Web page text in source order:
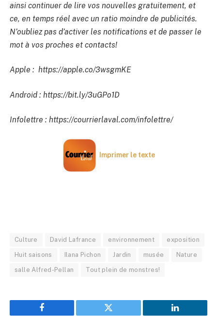
ainsi continuer de lire vos nouvelles gratuitement, et
ce, en temps réel avec un ratio moindre de publicités.
N’oubliez pas d’activer les notifications et de passer le
mot à vos proches et contacts!
Apple : https://apple.co/3wsgmKE
Android : https://bit.ly/3uGPo1D
Infolettre : https://courrierlaval.com/infolettre/
Imprimer le texte
Culture David Lafrance environnement exposition
Huit saisons Ilana Pichon Jardin musée Nature
salle Alfred-Pellan Tout plein de monstres!
Facebook Twitter LinkedIn